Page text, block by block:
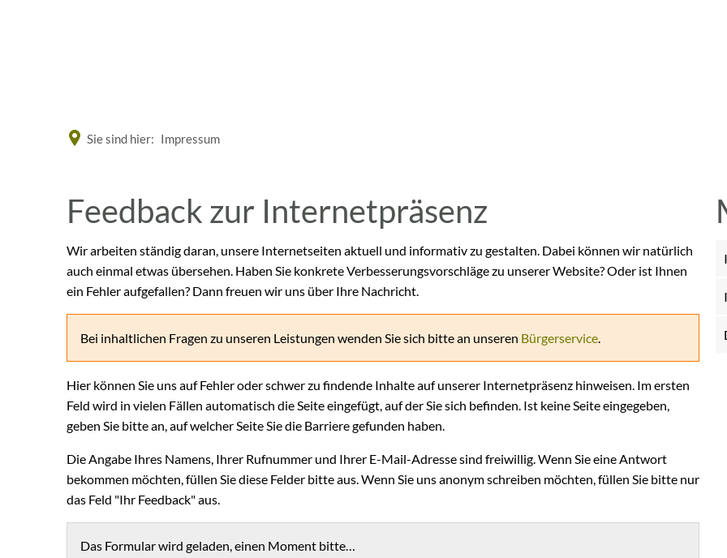
Sie sind hier: Impressum
Feedback
Internetseite
Feedback zur Internetpräsenz
Wir arbeiten ständig daran, unsere Internetseiten aktuell und informativ zu gestalten. Dabei können wir natürlich
auch einmal etwas übersehen. Haben Sie konkrete Verbesserungsvorschläge zu unserer Website? Oder ist Ihnen
ein Fehler aufgefallen? Dann freuen wir uns über Ihre Nachricht.
Bei inhaltlichen Fragen zu unseren Leistungen wenden Sie sich bitte an unseren Bürgerservice.
Hier können Sie uns auf Fehler oder schwer zu findende Inhalte auf unserer Internetpräsenz hinweisen. Im ersten
Feld wird in vielen Fällen automatisch die Seite eingefügt, auf der Sie sich befinden. Ist keine Seite eingegeben,
geben Sie bitte an, auf welcher Seite Sie die Barriere gefunden haben.
Die Angabe Ihres Namens, Ihrer Rufnummer und Ihrer E-Mail-Adresse sind freiwillig. Wenn Sie eine Antwort
bekommen möchten, füllen Sie diese Felder bitte aus. Wenn Sie uns anonym schreiben möchten, füllen Sie bitte nur
das Feld "Ihr Feedback" aus.
Das Formular wird geladen, einen Moment bitte…